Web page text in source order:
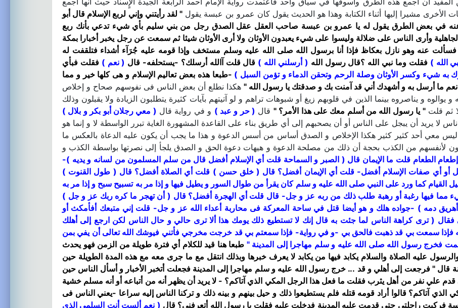
الأخرى مشيرا إليها أثناء الكتابة وهذا هو الحديث يقول كان عمرو بن عبسة يقول" لقد رأيتني وإني لربع الإسلام قال أبو
عنه في بعض الطرق يقول له يا عمرو بن عبسة صاحب العقل عقل الصدق رجل من بني سليم بأي شيء تدعي بأنك ربع
وأرى الناس على ضلالة وليسوا على شيء يعبدون الأوثان ولا أرى الأوثان شيئا ثم سمعت عن رجل يخبر أخبارا بمكة
عنه وهو نازل بعكاظ فإذا أنا برسول الله صلى الله عليه وسلم مستخف وإذا قومه عليه جُرَآء أشداء فتلقفت له
الله ) فقلت وما نبي الله ؟قال رسول الله ( أرسلني الله ) قال قلت آالله أرسلك؟ -يستحلفه- قال ( نعم ) فقلت فبأي
به شيء وكسر الأوثان وصلة الرحم وتحقن الدماء و تؤمن السبل ) -طبعا هذه بعض تعاليم الإسلام و هى كلها خير و مما
ما أرسل به و أشهدك أني قد آمنت بك و صدقتك يا رسول الله " هكذا نطلع أن بعض الناس فى نفوسهم صحاح و إخلاص
و يناصروه بينما الذين في قلوبهم زيغ أو شبوهات تراهم و لو آتيتهم بآيات كثيرة يتطلبون الزيادة ولا يقبلون وذلك
ثم قلت" يا رسول الله من أسلم معك على هذا الأمر؟ " قال ( حر و عبد ) و في رواية قال ( معي رجلان أبو بكر و بلال )
لا يريد أن يبجل على الناس أو أن يصحبهم إلى أي طريق بناء على القاعدة المشهورة الغاية تبرر الواسطة لا و إنما هو
معي أحد كثير كثير هكذا الإخلاص و الصدق أساس من أسس الدعوة و هذا ما يجب أن يكون عليه الدعاة بالعكس ما
لأنفسهم من الكذب بحجة أن ذلك من مصلحة الدعوة و هيهات دعوة الحق و الصدق يلجأ إلى نصرتها بواسطة الكذب و
الطعام قلت ما الإيمان قال ( الصبر و السماحة قلت أي الإسلام أفضل قال من سلم المسلمون من لسانه و يديه )-
أو أي صفات الإسلام أفضل- قلت أي الإيمان أفضل؟ قال ( خلق حسن ) قلت أي الصلاة أفضل؟ قال ( طول القنوت )
القيام كما ورد على النبي صلى الله عليه و سلم كان يقرأ من طوال السور و يطيل فيها و إذا مر به تسبيح سبح و إذا مر به
شيء مما فيها رغبة أو رهبة طلب ذلك من ربه عز و جل- قال قلت أي الهجرة أفضل؟ قال ( أن تهجر ما كره ربك عز و جل )
دمه ) -جواده هلك و هو أيضا قتل في ساحة المعركة فى محاربة أعداء الله عز و جل- قلت إني متبعك أفأمكث أو
فقال ( ترى كراهة الناس لما جئت به قال إنك لا تستطيع ذلك يومك هذا ألا ترى حالي و حال الناس لكن ارجع إلى أهلك
سمعت بي قد ذهبت فالحق بي -و في رواية- فإذا سمعتم بي قد خرجت مخرجي فأتني فيوشك الله تعالى أن يفي بمن
فخرج رسول الله صلى الله عليه و سلم مهاجرا إلى المدينة " طبعا هنا قيد للكلام أي فترة طويلة من الزمن فهو يحدث
عليه الصلاة والسلام يكابد فيها من يكابد لا يعرف خبرها وبذلك انتقل مع ما جرى معه مع هذه المدة الطويلة حين
قال " فرجعت إلى أهلي و قد ... خرج رسول الله عليه و سلم مهاجرا إلى المدينة فجعلت أتخبر الأخبار و أسأل الناس حين
علي نفر من أهل يثرب فقلت ما فعل هذا الرجل المكي الذي آتاكم؟ - لا يريد أن يظهر أنه من أتباعه أو أنه مسلم خشية
الذي آتاكم؟ قالوا أراد قومه قتله فلم يستطيعوا ذلك و حيل بينهم و بينه ذلك و تركنا الناس إليه سراعا -يعني الناس فى
فركبت راحلتي حتى قدمت عليه المدينة فدخلت عليه فقلت يا رسول الله أتعرفني؟ قال ( نعم ألست أنت السلمي الذي